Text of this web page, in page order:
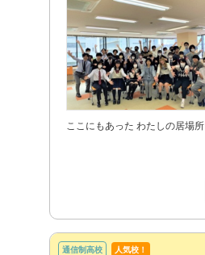
ここにもあった わたしの居場所
通信制高校 人気校！